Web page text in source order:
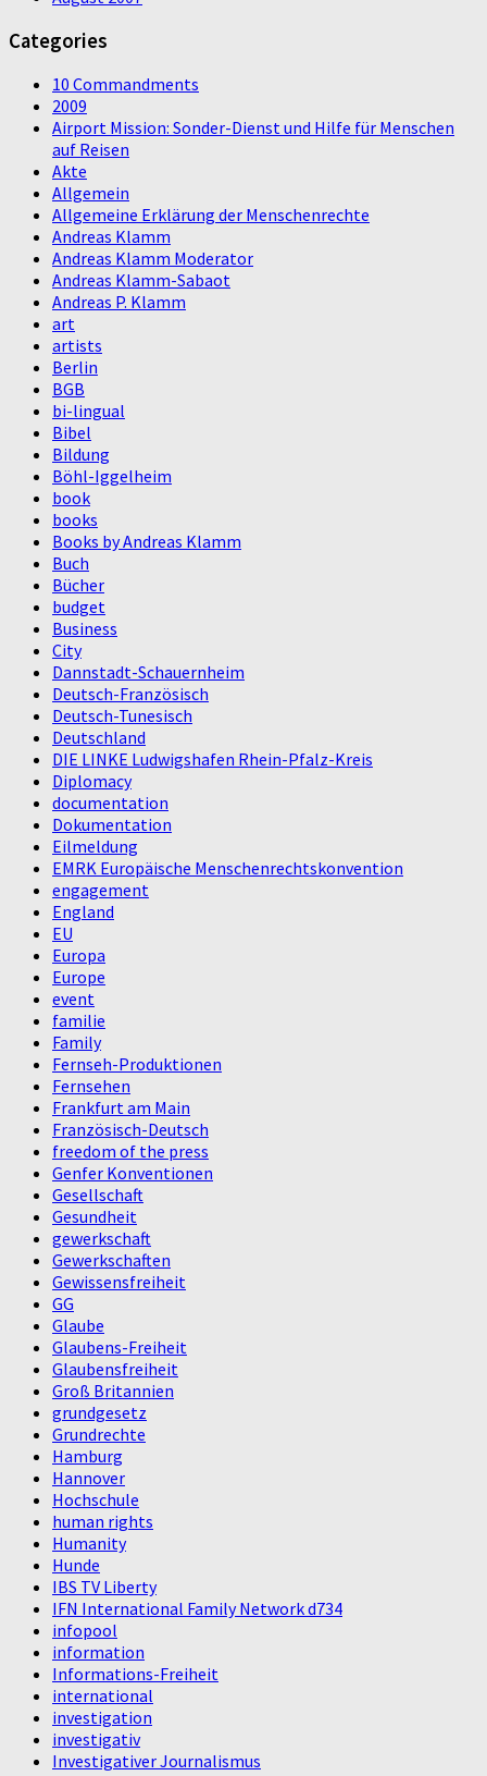
Categories
10 Commandments
2009
Airport Mission: Sonder-Dienst und Hilfe für Menschen
auf Reisen
Akte
Allgemein
Allgemeine Erklärung der Menschenrechte
Andreas Klamm
Andreas Klamm Moderator
Andreas Klamm-Sabaot
Andreas P. Klamm
art
artists
Berlin
BGB
bi-lingual
Bibel
Bildung
Böhl-Iggelheim
book
books
Books by Andreas Klamm
Buch
Bücher
budget
Business
City
Dannstadt-Schauernheim
Deutsch-Französisch
Deutsch-Tunesisch
Deutschland
DIE LINKE Ludwigshafen Rhein-Pfalz-Kreis
Diplomacy
documentation
Dokumentation
Eilmeldung
EMRK Europäische Menschenrechtskonvention
engagement
England
EU
Europa
Europe
event
familie
Family
Fernseh-Produktionen
Fernsehen
Frankfurt am Main
Französisch-Deutsch
freedom of the press
Genfer Konventionen
Gesellschaft
Gesundheit
gewerkschaft
Gewerkschaften
Gewissensfreiheit
GG
Glaube
Glaubens-Freiheit
Glaubensfreiheit
Groß Britannien
grundgesetz
Grundrechte
Hamburg
Hannover
Hochschule
human rights
Humanity
Hunde
IBS TV Liberty
IFN International Family Network d734
infopool
information
Informations-Freiheit
international
investigation
investigativ
Investigativer Journalismus